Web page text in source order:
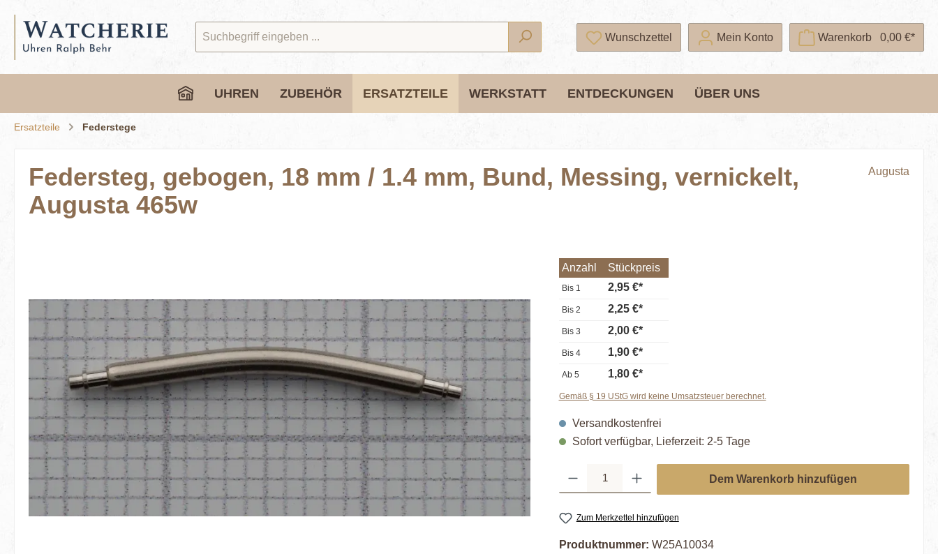
Wunschzettel
Mein Konto Warenkorb 0,00 €*
UHREN ZUBEHÖR ERSATZTEILE WERKSTATT ENTDECKUNGEN ÜBER UNS
Ersatzteile Federstege
Federsteg, gebogen, 18 mm / 1.4 mm, Bund, Messing, vernickelt,
Augusta 465w
Augusta
Anzahl Stückpreis
Bis 1 2,95 €*
Bis 2 2,25 €*
Bis 3 2,00 €*
Bis 4 1,90 €*
Ab 5 1,80 €*
Gemäß § 19 UStG wird keine Umsatzsteuer berechnet.
Versandkostenfrei
Sofort verfügbar, Lieferzeit: 2-5 Tage
Dem Warenkorb hinzufügen
Zum Merkzettel hinzufügen
Produktnummer: W25A10034